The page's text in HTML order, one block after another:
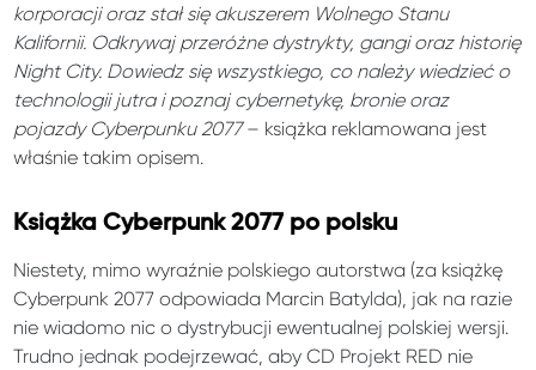
korporacji oraz stał się akuszerem Wolnego Stanu
Kalifornii. Odkrywaj przeróżne dystrykty, gangi oraz historię
Night City. Dowiedz się wszystkiego, co należy wiedzieć o
technologii jutra i poznaj cybernetykę, bronie oraz
pojazdy Cyberpunku 2077– książka reklamowana jest
właśnie takim opisem.
Książka Cyberpunk 2077 po polsku
Niestety, mimo wyraźnie polskiego autorstwa (za książkę
Cyberpunk 2077 odpowiada Marcin Batylda), jak na razie
nie wiadomo nic o dystrybucji ewentualnej polskiej wersji.
Trudno jednak podejrzewać, aby CD Projekt RED nie